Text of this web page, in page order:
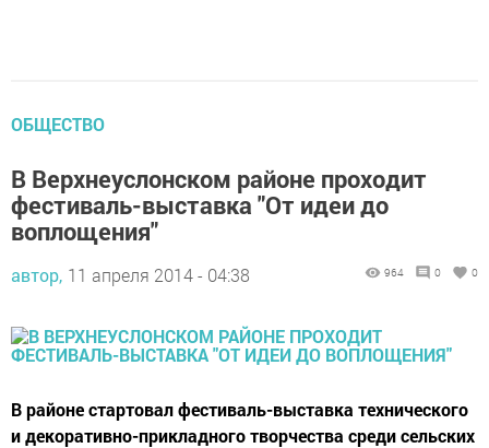
ОБЩЕСТВО
В Верхнеуслонском районе проходит
фестиваль-выставка "От идеи до
воплощения"
автор, 11 апреля 2014 - 04:38 964 0 0
В районе стартовал фестиваль-выставка технического
и декоративно-прикладного творчества среди сельских